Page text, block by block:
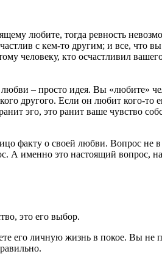
любите, тогда ревность
с кем-то другим; и все, что вы
человеку, кто осчастливил
– просто идея. Вы «любите»
другого. Если он любит кого-то
эго, это ранит ваше чувство
факту о своей любви. Вопрос не
А именно это настоящий вопрос,
это его выбор.
его личную жизнь в покое. Вы не